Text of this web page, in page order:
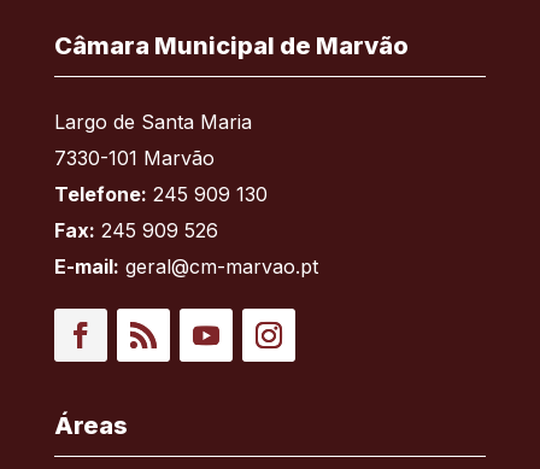
Câmara Municipal de Marvão
Largo de Santa Maria
7330-101 Marvão
Telefone: 245 909 130
Fax: 245 909 526
E-mail: geral@cm-marvao.pt
Áreas